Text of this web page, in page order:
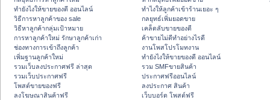
ทํายังไงให้ขายของดี ออนไลน์
วิธีการหาลูกค้าของ sale
วิธีหาลูกค้ากลุ่มเป้าหมาย
การหาลูกค้าใหม่ รักษาลูกค้าเก่า
ช่องทางการเข้าถึงลูกค้า
เพิ่มฐานลูกค้าใหม่
รวมเว็บลงประกาศฟรี ล่าสุด
รวมเว็บประกาศฟรี
โพสต์ขายของฟรี
ลงโฆษณาสินค้าฟรี
ทําไงให้ลูกค้าเข้าร้านเยอะ ๆ
กลยุทธ์เพิ่มยอดขาย
เคล็ดลับขายของดี
ค้าขายไม่ดีทำอย่างไรดี
งานโพสโปรโมทงาน
ทํายังไงให้ขายของดี ออนไลน์
รวม SMFขายสินค้า
ประกาศฟรีออนไลน์
ลงประกาศ สินค้า
เว็บบอร์ด โพสต์ฟรี